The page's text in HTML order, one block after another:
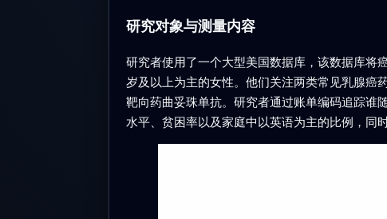
研究对象与测量内容
研究者使用了一个大型美国数据库，该数据库
岁及以上为主的女性。他们关注两类常见乳腺
靶向药曲妥珠单抗。研究者通过账单编码追踪谁
水平、贫困率以及家庭中以英语为主的比例，同